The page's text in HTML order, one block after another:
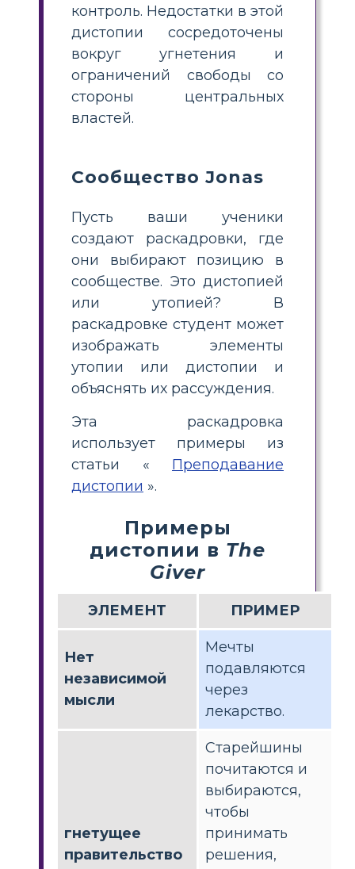
контроль. Недостатки в этой
дистопии сосредоточены
вокруг угнетения и
ограничений свободы со
стороны центральных
властей.
Сообщество Jonas
Пусть ваши ученики
создают раскадровки, где
они выбирают позицию в
сообществе. Это дистопией
или утопией? В
раскадровке студент может
изображать элементы
утопии или дистопии и
объяснять их рассуждения.
Эта раскадровка
использует примеры из
статьи « Преподавание
дистопии ».
Примеры
дистопии в The
Giver
ЭЛЕМЕНТ ПРИМЕР
Нет
независимой
мысли
Мечты
подавляются
через
лекарство.
гнетущее
правительство
Старейшины
почитаются и
выбираются,
чтобы
принимать
решения,